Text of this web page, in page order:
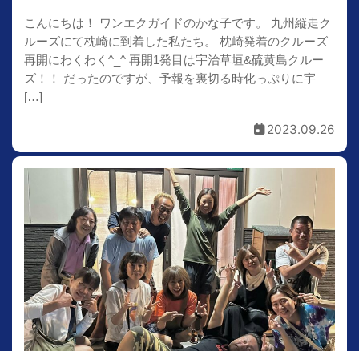
こんにちは！ ワンエクガイドのかな子です。 九州縦走ク
ルーズにて枕崎に到着した私たち。 枕崎発着のクルーズ
再開にわくわく^_^ 再開1発目は宇治草垣&硫黄島クルー
ズ！！ だったのですが、予報を裏切る時化っぷりに宇
[…]
2023.09.26